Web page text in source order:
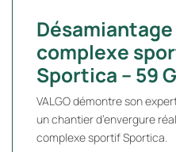
complexe
Sportica – 59
VALGO démontre son
un chantier d’envergure
complexe sportif Sportica.